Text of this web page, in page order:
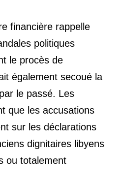
financière rappelle
politiques
le procès de
également secoué la
le passé. Les
que les accusations
sur les déclarations
dignitaires libyens
ou totalement